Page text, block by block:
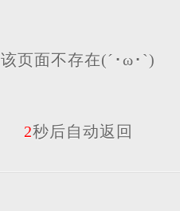
该页面不存在(´･ω･`)
2秒后自动返回